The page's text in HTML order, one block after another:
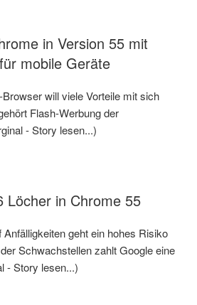
in Version 55 mit
mobile Geräte
will viele Vorteile mit sich
Flash-Werbung der
- Story lesen...)
Löcher in Chrome 55
geht ein hohes Risiko
Schwachstellen zahlt Google eine
- Story lesen...)